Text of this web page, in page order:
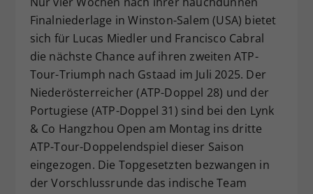
Finalniederlage in Winston-Salem (USA) bietet
sich für Lucas Miedler und Francisco Cabral
die nächste Chance auf ihren zweiten ATP-
Tour-Triumph nach Gstaad im Juli 2025. Der
Niederösterreicher (ATP-Doppel 28) und der
Portugiese (ATP-Doppel 31) sind bei den Lynk
& Co Hangzhou Open am Montag ins dritte
ATP-Tour-Doppelendspiel dieser Saison
eingezogen. Die Topgesetzten bezwangen in
der Vorschlussrunde das indische Team
Zweck
Dieser Wert speichert Ihre Consent-
Einstellungen. Unter anderem eine
historische Speicherung Ihrer
vorgenommen Einstellungen, falls der
Webseiten-Betreiber dies eingestellt
hat.